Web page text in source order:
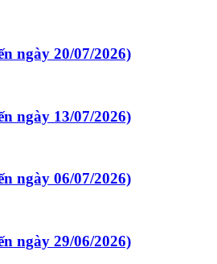
ngày 20/07/2026)
ngày 13/07/2026)
ngày 06/07/2026)
ngày 29/06/2026)